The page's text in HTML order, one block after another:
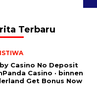
Terbaru
Casino No Deposit
Casino · binnen
Get Bonus Now